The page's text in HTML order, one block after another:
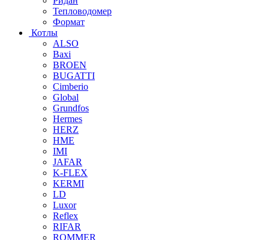
Тепловодомер
Формат
Котлы
ALSO
Baxi
BROEN
BUGATTI
Cimberio
Global
Grundfos
Hermes
HERZ
HME
IMI
JAFAR
K-FLEX
KERMI
LD
Luxor
Reflex
RIFAR
ROMMER